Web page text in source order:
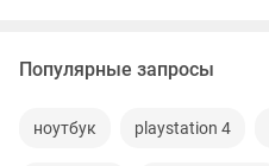
Популярные запросы
ноутбук playstation 4